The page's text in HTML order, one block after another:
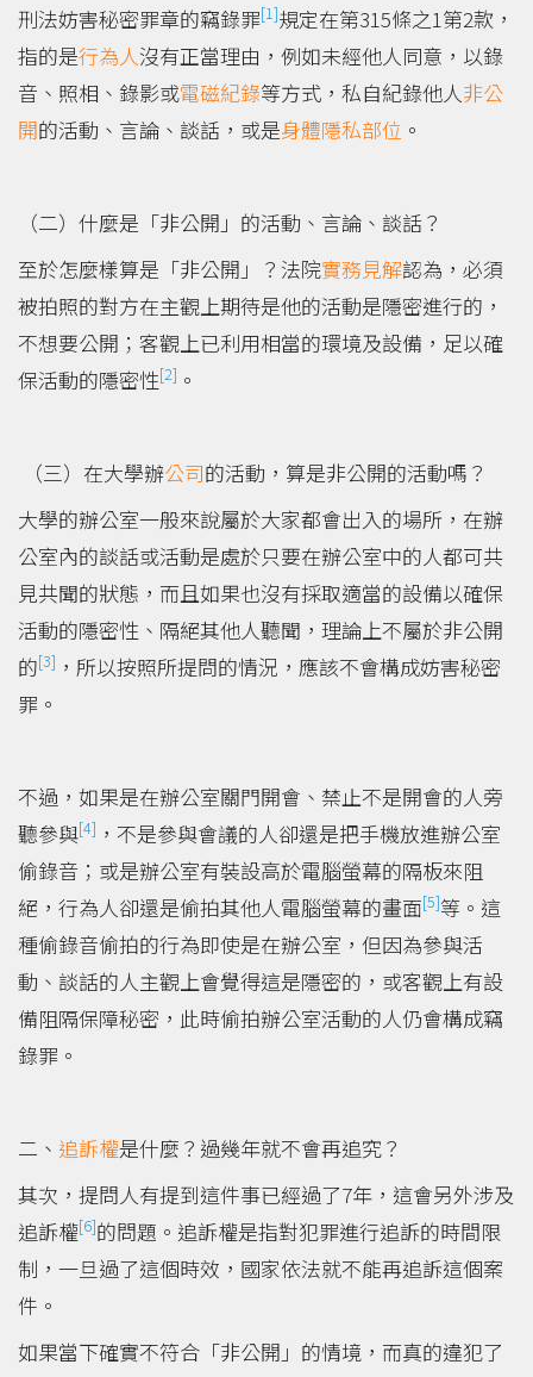
刑法妨害秘密罪章的竊錄罪[1]規定在第315條之1第2款，
指的是行為人沒有正當理由，例如未經他人同意，以錄
音、照相、錄影或電磁紀錄等方式，私自紀錄他人非公
開的活動、言論、談話，或是身體隱私部位 。
（二）什麼是「非公開」的活動、言論、談話？
至於怎麼樣算是「非公開」？法院實務見解認為，必須
被拍照的對方在主觀上期待是他的活動是隱密進行的，
不想要公開；客觀上已利用相當的環境及設備，足以確
保活動的隱密性[2] 。
（三）在大學辦公司的活動，算是非公開的活動嗎？
大學的辦公室一般來說屬於大家都會出入的場所，在辦
公室內的談話或活動是處於只要在辦公室中的人都可共
見共聞的狀態，而且如果也沒有採取適當的設備以確保
活動的隱密性、隔絕其他人聽聞，理論上不屬於非公開
的[3] ，所以按照所提問的情況，應該不會構成妨害秘密
罪。
不過，如果是在辦公室關門開會、禁止不是開會的人旁
聽參與[4] ，不是參與會議的人卻還是把手機放進辦公室
偷錄音；或是辦公室有裝設高於電腦螢幕的隔板來阻
絕，行為人卻還是偷拍其他人電腦螢幕的畫面[5]等。這
種偷錄音偷拍的行為即使是在辦公室，但因為參與活
動、談話的人主觀上會覺得這是隱密的，或客觀上有設
備阻隔保障秘密，此時偷拍辦公室活動的人仍會構成竊
錄罪。
二、 追訴權是什麼？過幾年就不會再追究？
其次，提問人有提到這件事已經過了7年，這會另外涉及
追訴權[6]的問題。追訴權是指對犯罪進行追訴的時間限
制，一旦過了這個時效，國家依法就不能再追訴這個案
件。
如果當下確實不符合「非公開」的情境，而真的違犯了